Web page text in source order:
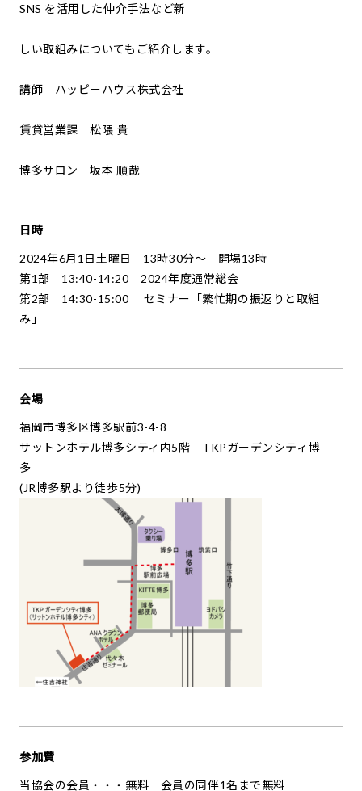
SNS を活用した仲介手法など新
しい取組みについてもご紹介します。
講師 ハッピーハウス株式会社
賃貸営業課 松隈 貴
博多サロン 坂本 順哉
日時
2024年6月1日土曜日 13時30分～ 開場13時
第1部 13:40-14:20 2024年度通常総会
第2部 14:30-15:00 セミナー「繁忙期の振返りと取組
み」
会場
福岡市博多区博多駅前3-4-8
サットンホテル博多シティ内5階 TKPガーデンシティ博
多
(JR博多駅より徒歩5分)
参加費
当協会の会員・・・無料 会員の同伴1名まで無料